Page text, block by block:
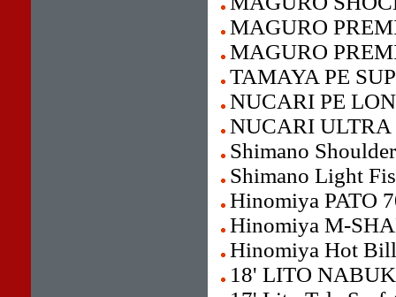
MAGURO
MAGURO
TAMAYA PE
NUCARI PE
NUCARI ULTRA
Shimano
Shimano Light
Hinomiya PATO
Hinomiya M-
Hinomiya Hot
18' LITO